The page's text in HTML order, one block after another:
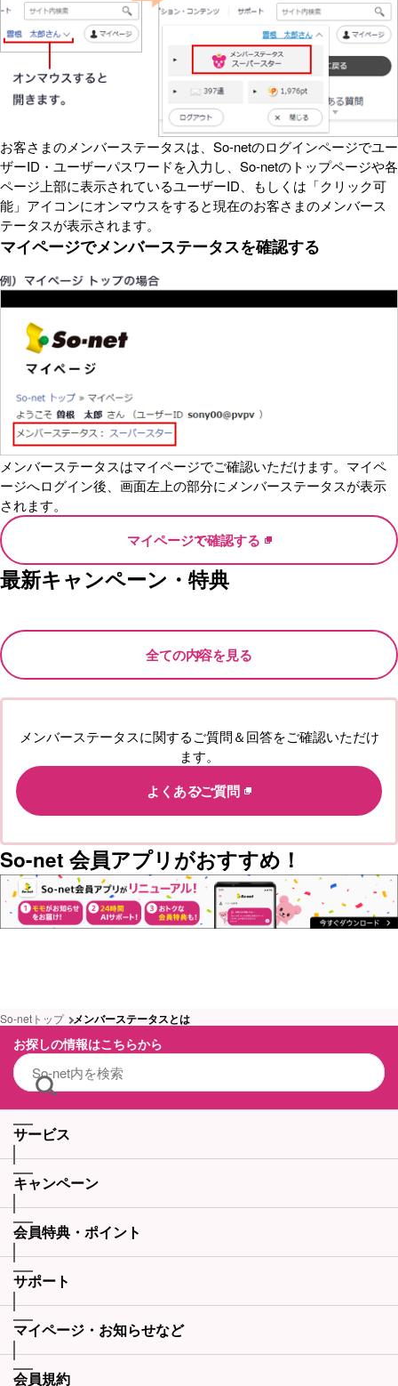
お客さまのメンバーステータスは、So-netのログインページでユー
ザーID・ユーザーパスワードを入力し、So-netのトップページや各
ページ上部に表示されているユーザーID、もしくは「クリック可
能」アイコンにオンマウスをすると現在のお客さまのメンバース
テータスが表示されます。
マイページでメンバーステータスを確認する
メンバーステータスはマイページでご確認いただけます。マイペ
ージへログイン後、画面左上の部分にメンバーステータスが表示
されます。
マイページで確認する
最新キャンペーン・特典
全ての内容を見る
メンバーステータスに関するご質問＆回答をご確認いただけ
ます。
よくあるご質問
So-net 会員アプリがおすすめ！
So-netトップ メンバーステータスとは
お探しの情報はこちらから
サービス
キャンペーン
会員特典・ポイント
サポート
マイページ・お知らせなど
会員規約